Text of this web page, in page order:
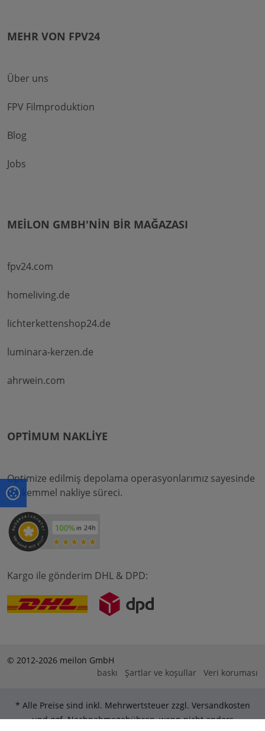
MEHR VON FPV24
Über uns
FPV Filmproduktion
Blog
Jobs
MEILON GMBH'NIN BIR MAĞAZASI
fpv24.com
homeliving.de
lichterkettenshop24.de
luminara-kerzen.de
ahrwein.com
OPTIMUM NAKLIYE
Optimize edilmiş depolama operasyonlarımız sayesinde
mükemmel nakliye süreci.
Kargo ile gönderim DHL & DPD:
© 2012-2026 meilon GmbH
baskı
Şartlar ve koşullar Veri koruması
* Alle Preise sind inkl. Mehrwertsteuer zzgl. Versandkosten
und ggf. Nachnahmegebühren, wenn nicht anders